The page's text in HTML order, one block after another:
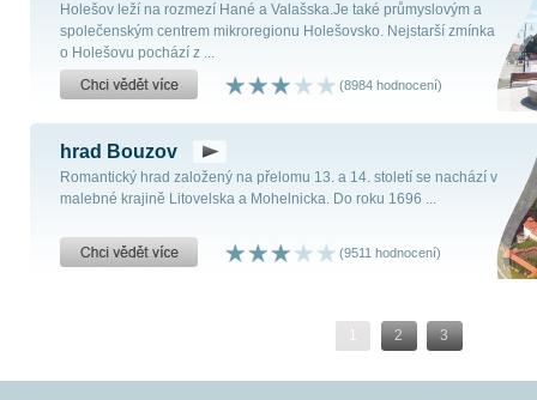
Holešov leží na rozmezí Hané a Valašska.Je také průmyslovým a
společenským centrem mikroregionu Holešovsko. Nejstarší zmínka
o Holešovu pochází z ...
(8984 hodnocení)
hrad Bouzov
Romantický hrad založený na přelomu 13. a 14. století se nachází v
malebné krajině Litovelska a Mohelnicka. Do roku 1696 ...
(9511 hodnocení)
1 2 3